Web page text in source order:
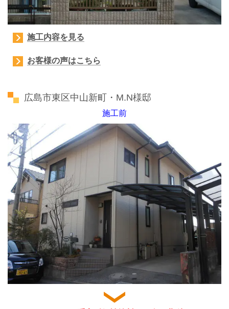
施工内容を見る
お客様の声はこちら
広島市東区中山新町・M.N様邸
施工前